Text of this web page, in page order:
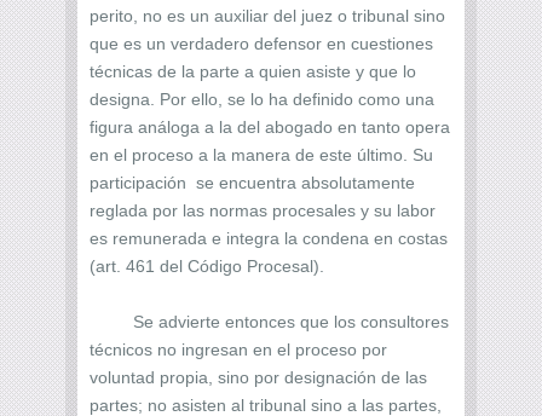
perito, no es un auxiliar del juez o tribunal sino
que es un verdadero defensor en cuestiones
técnicas de la parte a quien asiste y que lo
designa. Por ello, se lo ha definido como una
figura análoga a la del abogado en tanto opera
en el proceso a la manera de este último. Su
participación se encuentra absolutamente
reglada por las normas procesales y su labor
es remunerada e integra la condena en costas
(art. 461 del Código Procesal).
Se advierte entonces que los consultores
técnicos no ingresan en el proceso por
voluntad propia, sino por designación de las
partes; no asisten al tribunal sino a las partes,